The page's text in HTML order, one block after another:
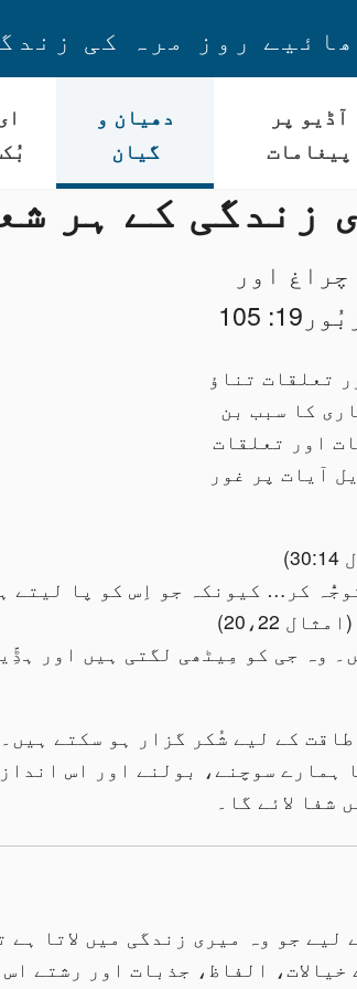
روز مرہ کی
آڈیو پر
پیغامات
دھیان و
گیان
زندگی کے ہر
اور
105
تعلقات تناؤ
کا سبب بن
اور تعلقات
آیات پر غور
کر… کیونکہ جو اِس کو پا لیتے
20،22)
وہ جی کو مِیٹھی لگتی ہیں اور
کے لیے شُکر گزار ہو سکتے ہیں۔
ہمارے سوچنے، بولنے اور اس
لائے گا۔
لیے جو وہ میری زندگی میں لاتا
الفاظ، جذبات اور رشتے